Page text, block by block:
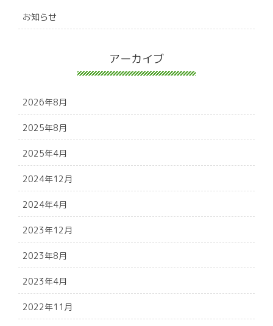
お知らせ
アーカイブ
2026年8月
2025年8月
2025年4月
2024年12月
2024年4月
2023年12月
2023年8月
2023年4月
2022年11月